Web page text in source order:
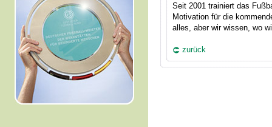
Seit 2001 trainiert das
Motivation für die
alles, aber wir wissen, wo
zurück